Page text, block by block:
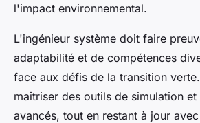
l'impact environnemental.
L'ingénieur système doit faire
adaptabilité et de compétences
face aux défis de la transition
maîtriser des outils de simulation
avancés, tout en restant à jour